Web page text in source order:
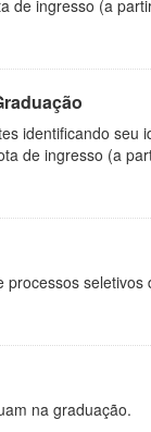
de ingresso (a
identificando
de ingresso (a
seletivos
na graduação.